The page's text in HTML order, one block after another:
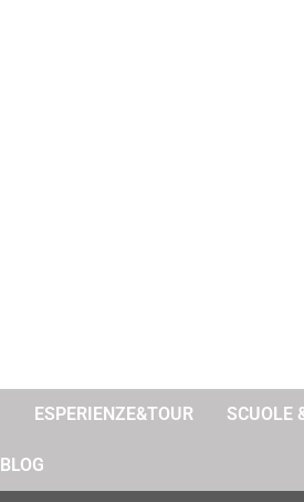
ESPERIENZE&TOUR SCUOLE
BLOG